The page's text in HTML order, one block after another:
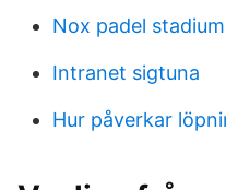
Nox padel stadium
Intranet sigtuna
Hur påverkar